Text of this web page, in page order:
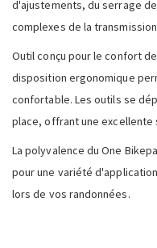
d'ajustements, du serrage
complexes de la
Outil conçu pour le confort
disposition ergonomique
confortable. Les outils se
place, offrant une
La polyvalence du One
pour une variété
lors de vos randonnées.